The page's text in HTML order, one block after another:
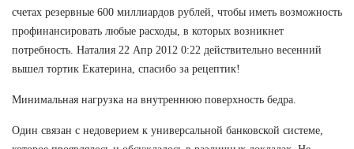
счетах резервные 600 миллиардов рублей, чтобы иметь возможность
профинансировать любые расходы, в которых возникнет
потребность. Наталия 22 Апр 2012 0:22 действительно весенний
вышел тортик Екатерина, спасибо за рецептик!
Минимальная нагрузка на внутреннюю поверхность бедра.
Один связан с недоверием к универсальной банковской системе,